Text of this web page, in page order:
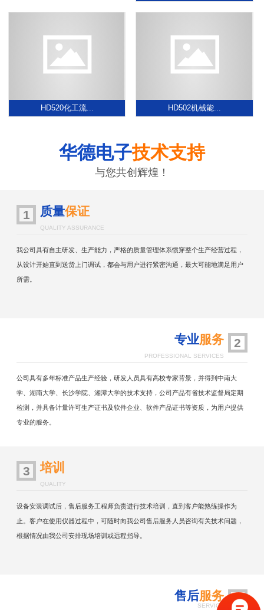
HD520化工流... HD502机械能...
华德电子技术支持
与您共创辉煌！
1 质量保证
QUALITY ASSURANCE
我公司具有自主研发、生产能力，严格的质量管理体系惯穿整个生产经营过程，
从设计开始直到送货上门调试，都会与用户进行紧密沟通，最大可能地满足用户
所需。
2
专业服务
PROFESSIONAL SERVICES
公司具有多年标准产品生产经验，研发人员具有高校专家背景，并得到中南大
学、湖南大学、长沙学院、湘潭大学的技术支持，公司产品有省技术监督局定期
检测，并具备计量许可生产证书及软件企业、软件产品证书等资质，为用户提供
专业的服务。
3 培训
QUALITY
设备安装调试后，售后服务工程师负责进行技术培训，直到客户能熟练操作为
止。客户在使用仪器过程中，可随时向我公司售后服务人员咨询有关技术问题，
根据情况由我公司安排现场培训或远程指导。
4
售后服务
SERVICE